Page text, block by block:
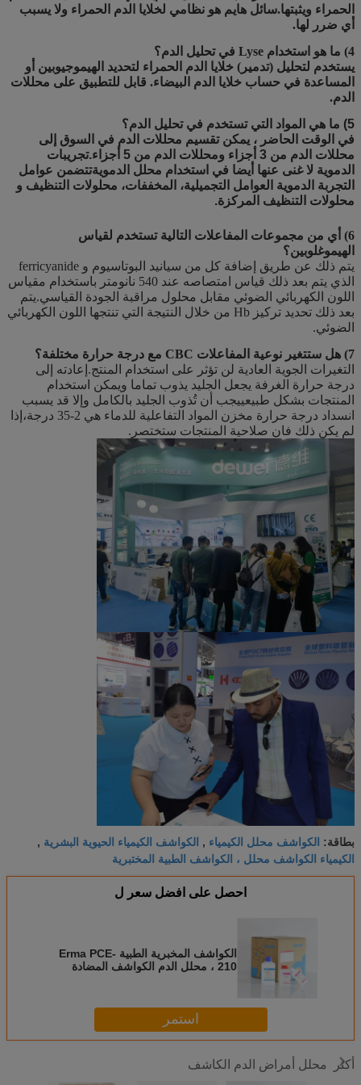
الحمراء ويثبتها.سائل هايم هو نظامي لخلايا الدم الحمراء ولا يسبب
أي ضرر لها.
4) ما هو استخدام Lyse في تحليل الدم؟
يستخدم لتحليل (تدمير) خلايا الدم الحمراء لتحديد الهيموجيوبين أو
المساعدة في حساب خلايا الدم البيضاء. قابل للتطبيق على محللات
الدم.
5) ما هي المواد التي تستخدم في تحليل الدم؟
في الوقت الحاضر ، يمكن تقسيم محللات الدم في السوق إلى
محللات الدم من 3 أجزاء ومحللات الدم من 5 أجزاء.تجريبات
الدموية لا غنى عنها أيضا في استخدام محلل الدمويةتتضمن عوامل
التجربة الدموية العوامل التجميلية، المخففات، محلولات التنظيف و
محلولات التنظيف المركزة.
6) أي من مجموعات المفاعلات التالية تستخدم لقياس
الهيموغلوبين؟
يتم ذلك عن طريق إضافة كل من سيانيد البوتاسيوم و ferricyanide
الذي يتم بعد ذلك قياس امتصاصه عند 540 نانومتر باستخدام مقياس
اللون الكهربائي الضوئي مقابل محلول مراقبة الجودة القياسي.يتم
بعد ذلك تحديد تركيز Hb من خلال النتيجة التي تنتجها اللون الكهربائي
الضوئي.
7) هل ستتغير نوعية المفاعلات CBC مع درجة حرارة مختلفة؟
التغيرات الجوية العادية لن تؤثر على استخدام المنتج.إعادته إلى
درجة حرارة الغرفة يجعل الجليد يذوب تماما ويمكن استخدام
المنتجات بشكل طبيعييجب أن تُذوب الجليد بالكامل وإلا قد يسبب
انسداد درجة حرارة مخزن المواد التفاعلية للدماء هي 2-35 درجة،إذا
لم يكن ذلك فان صلاحية المنتجات ستختصر.
بطاقة: الكواشف محلل الكيمياء , الكواشف الكيمياء الحيوية البشرية ,
الكيمياء الكواشف محلل ، الكواشف الطبية المختبرية
احصل على افضل سعر ل
الكواشف المخبرية الطبية Erma PCE-
210 ، محلل الدم الكواشف المضادة
استمر
أكثر محلل أمراض الدم الكاشف